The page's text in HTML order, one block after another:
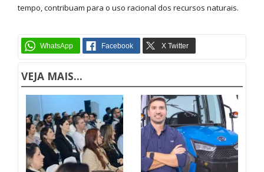
tempo, contribuam para o uso racional dos recursos naturais.
VEJA MAIS...